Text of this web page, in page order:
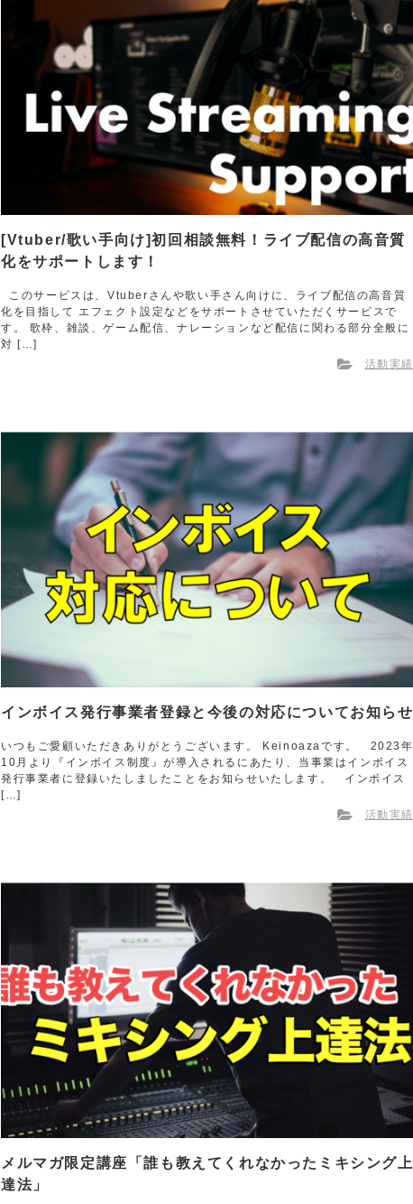
[Vtuber/歌い手向け]初回相談無料！ライブ配信の高音質
化をサポートします！
このサービスは、Vtuberさんや歌い手さん向けに、ライブ配信の高音質
化を目指して エフェクト設定などをサポートさせていただくサービスで
す。 歌枠、雑談、ゲーム配信、ナレーションなど配信に関わる部分全般に
対 […]
活動実績
インボイス発行事業者登録と今後の対応についてお知らせ
いつもご愛顧いただきありがとうございます。 Keinoazaです。 2023年
10月より『インボイス制度』が導入されるにあたり、当事業はインボイス
発行事業者に登録いたしましたことをお知らせいたします。 インボイス
[…]
活動実績
メルマガ限定講座「誰も教えてくれなかったミキシング上
達法」